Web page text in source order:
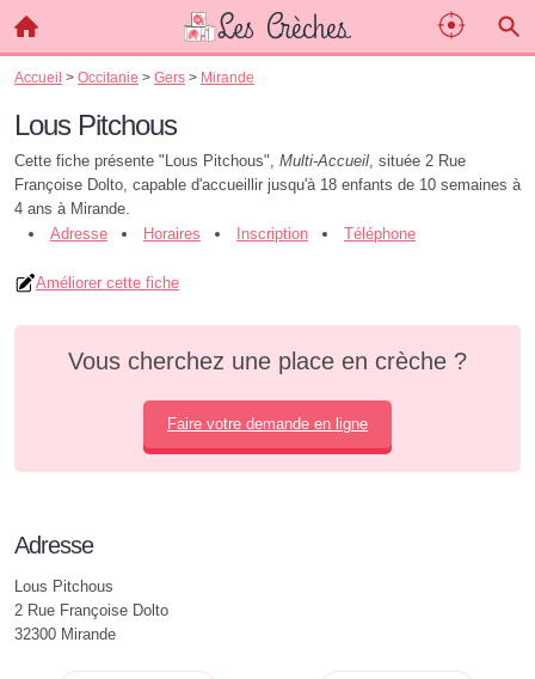
Accueil > Occitanie > Gers > Mirande
Lous Pitchous
Cette fiche présente "Lous Pitchous", Multi-Accueil, située 2 Rue
Françoise Dolto, capable d'accueillir jusqu'à 18 enfants de 10 semaines à
4 ans à Mirande.
Adresse
Horaires Inscription Téléphone
Améliorer cette fiche
Vous cherchez une place en crèche ?
Faire votre demande en ligne
Adresse
Lous Pitchous
2 Rue Françoise Dolto
32300 Mirande